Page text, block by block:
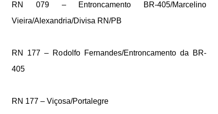
RN 079 – Entroncamento BR-405/Marcelino
Vieira/Alexandria/Divisa RN/PB
RN 177 – Rodolfo Fernandes/Entroncamento da BR-
405
RN 177 – Viçosa/Portalegre